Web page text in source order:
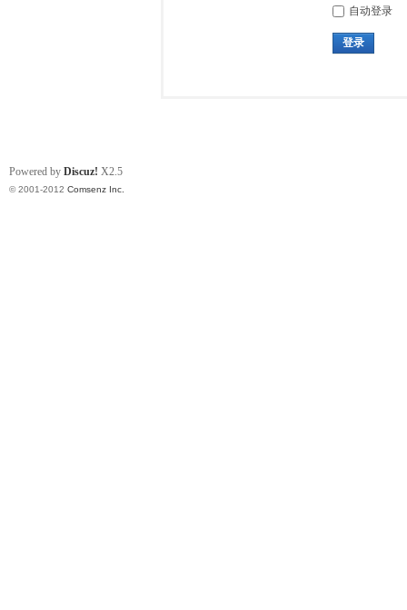
自动登录
登录
Powered by Discuz! X2.5
© 2001-2012 Comsenz Inc.